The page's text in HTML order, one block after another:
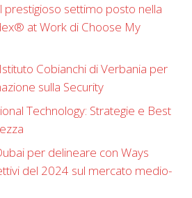
prestigioso settimo posto nella
at Work di Choose My
Cobianchi di Verbania per
sulla Security
Technology: Strategie e Best
per delineare con Ways
del 2024 sul mercato medio-